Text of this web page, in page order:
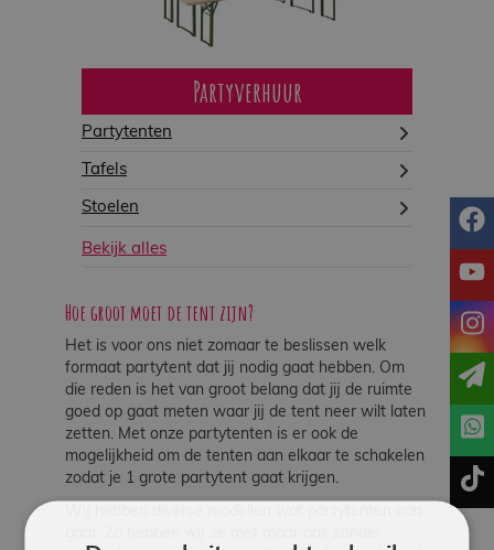
Partyverhuur
Partytenten
Tafels
Stoelen
Bekijk alles
Hoe groot moet de tent zijn?
Het is voor ons niet zomaar te beslissen welk
formaat partytent dat jij nodig gaat hebben. Om
die reden is het van groot belang dat jij de ruimte
goed op gaat meten waar jij de tent neer wilt laten
zetten. Met onze partytenten is er ook de
mogelijkheid om de tenten aan elkaar te schakelen
zodat je 1 grote partytent gaat krijgen.